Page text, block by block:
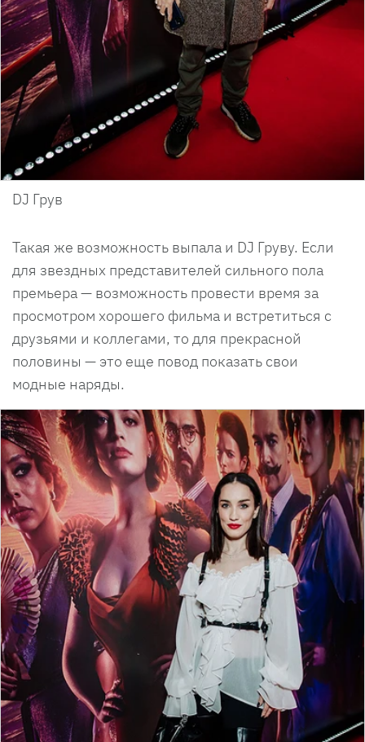
DJ Грув
Такая же возможность выпала и DJ Груву. Если
для звездных представителей сильного пола
премьера — возможность провести время за
просмотром хорошего фильма и встретиться с
друзьями и коллегами, то для прекрасной
половины — это еще повод показать свои
модные наряды.